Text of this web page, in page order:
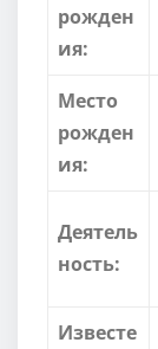
рожден
ия:
Место
рожден
ия:
Деятель
ность:
Известе